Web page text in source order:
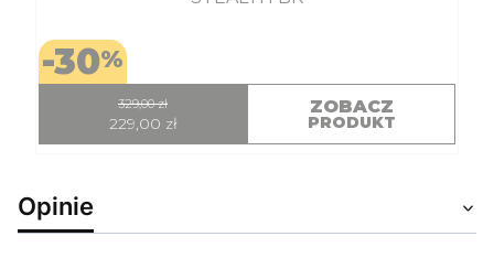
-30%
329,00 zł
229,00 zł
ZOBACZ
PRODUKT
Opinie